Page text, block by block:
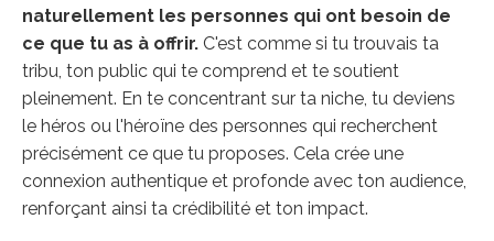
naturellement les personnes qui ont besoin de
ce que tu as à offrir. C'est comme si tu trouvais ta
tribu, ton public qui te comprend et te soutient
pleinement. En te concentrant sur ta niche, tu deviens
le héros ou l'héroïne des personnes qui recherchent
précisément ce que tu proposes. Cela crée une
connexion authentique et profonde avec ton audience,
renforçant ainsi ta crédibilité et ton impact.